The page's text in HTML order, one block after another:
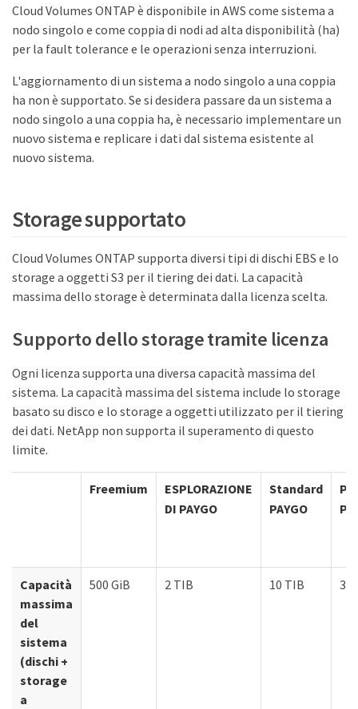
Cloud Volumes ONTAP è disponibile in AWS come sistema a
nodo singolo e come coppia di nodi ad alta disponibilità (ha)
per la fault tolerance e le operazioni senza interruzioni.
L'aggiornamento di un sistema a nodo singolo a una coppia
ha non è supportato. Se si desidera passare da un sistema a
nodo singolo a una coppia ha, è necessario implementare un
nuovo sistema e replicare i dati dal sistema esistente al
nuovo sistema.
Storage supportato
Cloud Volumes ONTAP supporta diversi tipi di dischi EBS e lo
storage a oggetti S3 per il tiering dei dati. La capacità
massima dello storage è determinata dalla licenza scelta.
Supporto dello storage tramite licenza
Ogni licenza supporta una diversa capacità massima del
sistema. La capacità massima del sistema include lo storage
basato su disco e lo storage a oggetti utilizzato per il tiering
dei dati. NetApp non supporta il superamento di questo
limite.
Freemium
ESPLORAZIONE
DI PAYGO
Standard
PAYGO
Capacità
massima
del
sistema
(dischi +
storage
a
500 GiB 2 TIB 10 TIB